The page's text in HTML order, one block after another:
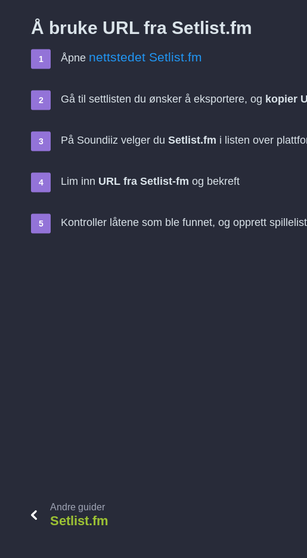
Å bruke URL fra Setlist.fm
Åpne nettstedet Setlist.fm
Gå til settlisten du ønsker å eksportere, og kopier
På Soundiiz velger du Setlist.fm i listen over
Lim inn URL fra Setlist-fm og bekreft
Kontroller låtene som ble funnet, og opprett
Andre guider
Setlist.fm